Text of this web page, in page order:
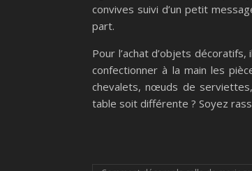
convives suivi d’un petit
part.
Pour l’achat d’objets
confectionner à la main les
chevalets, nœuds de
table soit différente ? Soyez